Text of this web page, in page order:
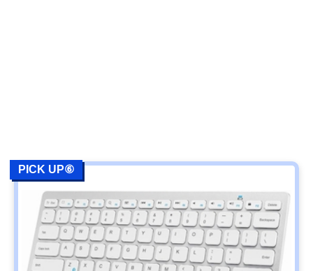
PICK UP⑥